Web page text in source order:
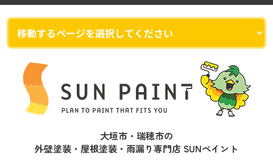
大垣市・瑞穂市の
外壁塗装・屋根塗装・雨漏り専門店 SUNペイント